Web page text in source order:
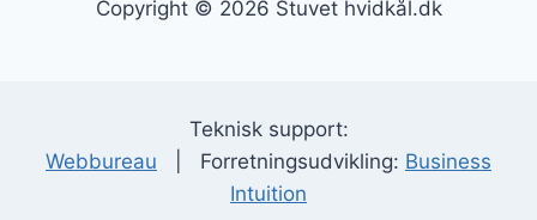
Copyright © 2026 Stuvet hvidkål.dk
Teknisk support:
Webbureau | Forretningsudvikling: Business
Intuition